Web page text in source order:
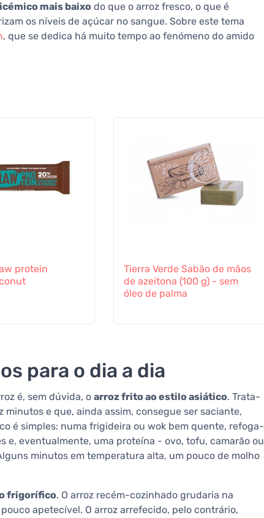
mais baixo do que o arroz fresco, o que é
os níveis de açúcar no sangue. Sobre este tema
, que se dedica há muito tempo ao fenómeno do amido
protein
Tierra Verde Sabão de mãos
de azeitona (100 g) - sem
óleo de palma
para o dia a dia
é, sem dúvida, o arroz frito ao estilo asiático. Trata-
e que, ainda assim, consegue ser saciante,
é simples: numa frigideira ou wok bem quente, refoga-
e, eventualmente, uma proteína - ovo, tofu, camarão ou
minutos em temperatura alta, um pouco de molho
frigorífico. O arroz recém-cozinhado grudaria na
apetecível. O arroz arrefecido, pelo contrário,